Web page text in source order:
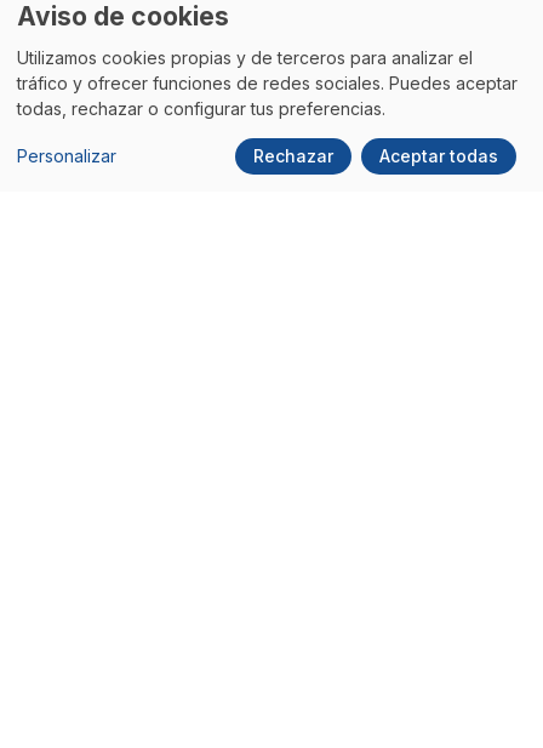
Aviso de cookies
Utilizamos cookies propias y de terceros para analizar el
tráfico y ofrecer funciones de redes sociales. Puedes aceptar
todas, rechazar o configurar tus preferencias.
Personalizar Rechazar Aceptar todas